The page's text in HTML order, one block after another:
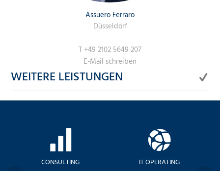
Assuero Ferraro
Düsseldorf
T +49 2102 5649 207
E-Mail schreiben
WEITERE LEISTUNGEN
CONSULTING IT OPERATING